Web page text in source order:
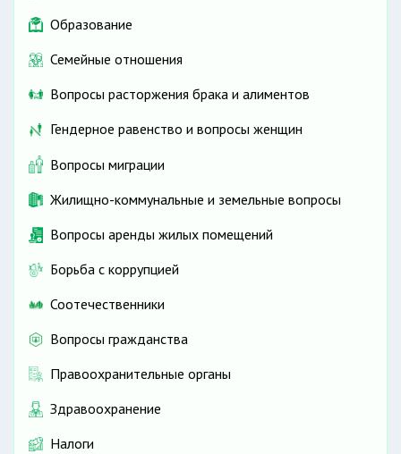
Образование
Семейные отношения
Вопросы расторжения брака и алиментов
Гендерное равенство и вопросы женщин
Вопросы миграции
Жилищно-коммунальные и земельные вопросы
Вопросы аренды жилых помещений
Борьба с коррупцией
Соотечественники
Вопросы гражданства
Правоохранительные органы
Здравоохранение
Налоги